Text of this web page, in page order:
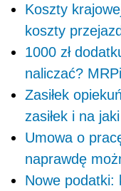
Koszty
koszty
1000 zł
naliczać?
Zasiłek
zasiłek i na
Umowa o
naprawdę
Nowe podatki: